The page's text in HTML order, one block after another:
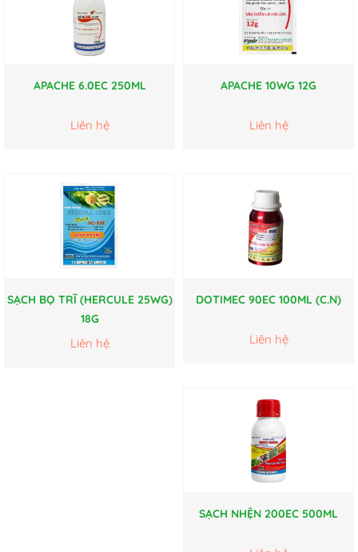
APACHE 6.0EC 250ML
Liên hệ
APACHE 10WG 12G
Liên hệ
SẠCH BỌ TRĨ (HERCULE 25WG)
18G
Liên hệ
DOTIMEC 90EC 100ML (C.N)
Liên hệ
SẠCH NHỆN 200EC 500ML